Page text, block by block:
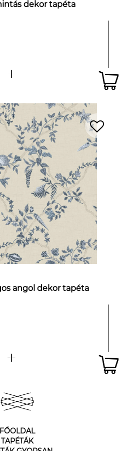
dekor tapéta
angol dekor tapéta
FŐOLDAL
TAPÉTÁK